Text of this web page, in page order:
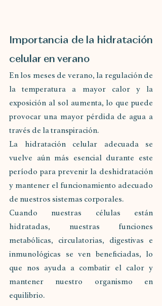
Importancia de la hidratación
celular en verano
En los meses de verano, la regulación de
la temperatura a mayor calor y la
exposición al sol aumenta, lo que puede
provocar una mayor pérdida de agua a
través de la transpiración.
La hidratación celular adecuada se
vuelve aún más esencial durante este
período para prevenir la deshidratación
y mantener el funcionamiento adecuado
de nuestros sistemas corporales.
Cuando nuestras células están
hidratadas, nuestras funciones
metabólicas, circulatorias, digestivas e
inmunológicas se ven beneficiadas, lo
que nos ayuda a combatir el calor y
mantener nuestro organismo en
equilibrio.